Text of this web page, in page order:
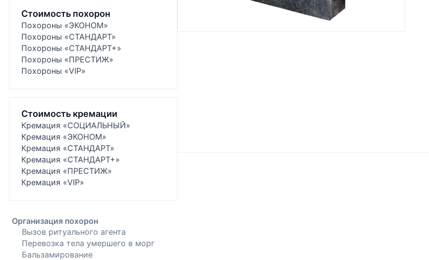
Стоимость похорон
Похороны «ЭКОНОМ»
Похороны «СТАНДАРТ»
Похороны «СТАНДАРТ+»
Похороны «ПРЕСТИЖ»
Похороны «VIP»
Стоимость кремации
Кремация «СОЦИАЛЬНЫЙ»
Кремация «ЭКОНОМ»
Кремация «СТАНДАРТ»
Кремация «СТАНДАРТ+»
Кремация «ПРЕСТИЖ»
Кремация «VIP»
Организация похорон
Вызов ритуального агента
Перевозка тела умершего в морг
Бальзамирование